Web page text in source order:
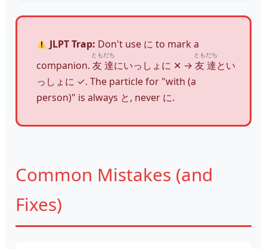
JLPT Trap: Don't use に to mark a
companion. 友達
ともだち
にいっしょに ✕ → 友達
ともだち
とい
っしょに ✓. The particle for "with (a
person)" is always と, never に.
Common Mistakes (and
Fixes)